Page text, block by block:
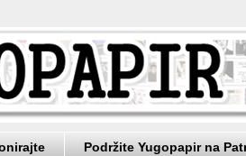
Podržite Yugopapir na